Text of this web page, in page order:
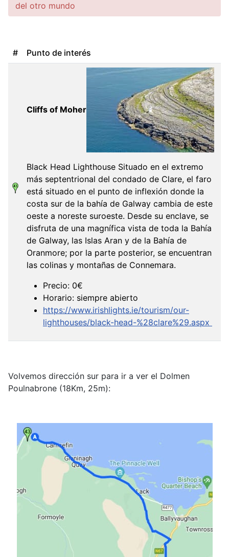
del otro mundo
# Punto de interés
Cliffs of Moher
Black Head Lighthouse Situado en el extremo
más septentrional del condado de Clare, el faro
está situado en el punto de inflexión donde la
costa sur de la bahía de Galway cambia de este
oeste a noreste suroeste. Desde su enclave, se
disfruta de una magnífica vista de toda la Bahía
de Galway, las Islas Aran y de la Bahía de
Oranmore; por la parte posterior, se encuentran
las colinas y montañas de Connemara.
Precio: 0€
Horario: siempre abierto
https://www.irishlights.ie/tourism/our-
lighthouses/black-head-%28clare%29.aspx
Volvemos dirección sur para ir a ver el Dolmen
Poulnabrone (18Km, 25m):